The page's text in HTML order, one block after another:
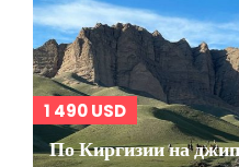
1 490 USD
По Киргизии на